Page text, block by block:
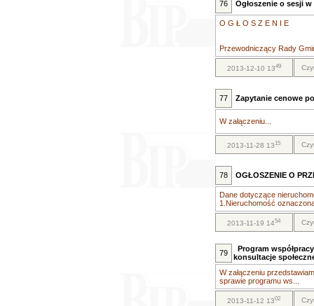
76 Ogłoszenie o sesji
O G Ł O S Z E N I E
Przewodniczący Rady
2013-12-10 1349
77 Zapytanie cenowe
W załączeniu...
2013-11-28 1315
78 OGŁOSZENIE O
Dane dotyczące
1.Nieruchomość
2013-11-19 1454
79
Program
konsultacje
W załączeniu
sprawie programu ws...
2013-11-12 1302